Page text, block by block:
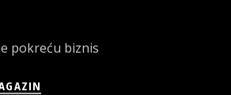
pokreću biznis